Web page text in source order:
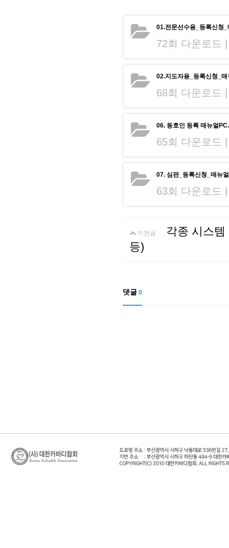
01.전문선수용_등록신청
72회 다운로드
02.지도자용_등록신청_
68회 다운로드
06. 동호인 등록 매뉴얼
65회 다운로드
07. 심판_등록신청_매뉴
63회 다운로드
이전글
각종 시스
등)
댓글 0